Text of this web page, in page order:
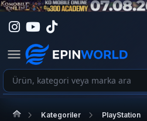
Kategoriler PlayStation